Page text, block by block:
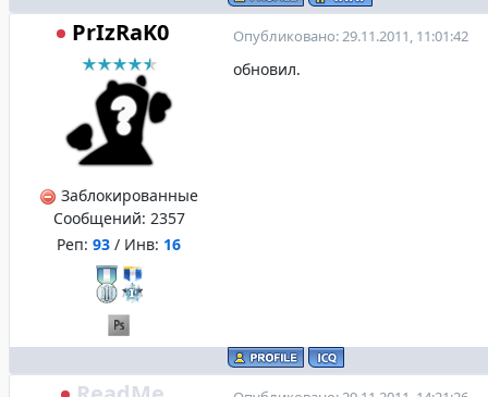
PrIzRaK0
Заблокированные
Сообщений: 2357
Реп: 93 / Инв: 16
Опубликовано: 29.11.2011, 11:01:42
обновил.